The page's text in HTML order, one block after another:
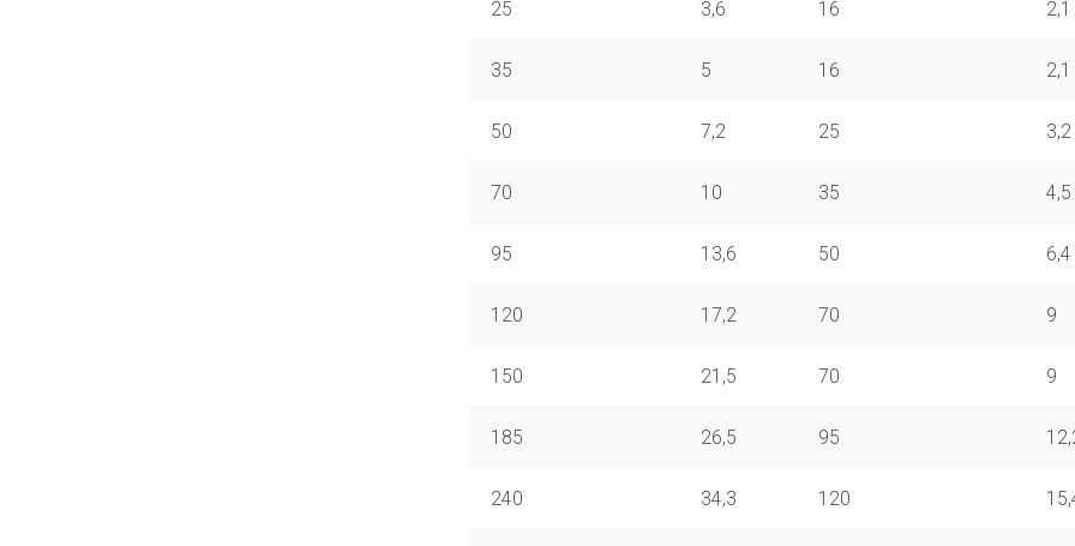
25 3,6 16 2,1
35 5 16 2,1
50 7,2 25 3,2
70 10 35 4,5
95 13,6 50 6,4
120 17,2 70 9
150 21,5 70 9
185 26,5 95
240 34,3 120